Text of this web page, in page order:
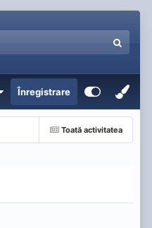
Înregistrare
Toată activitatea